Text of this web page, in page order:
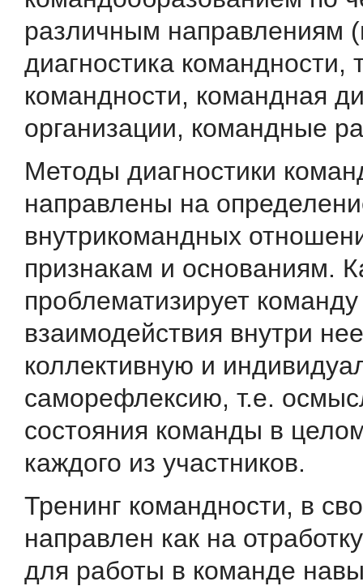
различным направлениям
диагностика командности,
командности, командная
организации, командные
Методы диагностики
направлены на
внутрикомандных
признакам и основаниям.
проблематизирует
взаимодействия внутри
коллективную и
саморефлексию, т.е.
состояния команды в
каждого из участников.
Тренинг командности, в
направлен как на
для работы в команде